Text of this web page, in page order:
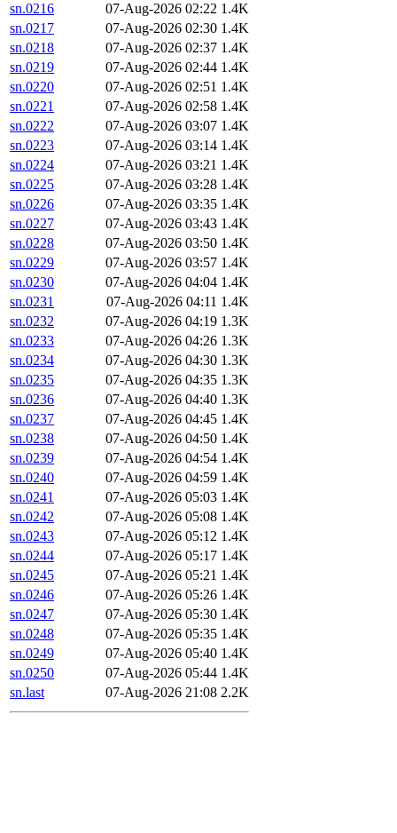
sn.0216
07-Aug-2026 02:22 1.4K
sn.0217
07-Aug-2026 02:30 1.4K
sn.0218
07-Aug-2026 02:37 1.4K
sn.0219
07-Aug-2026 02:44 1.4K
sn.0220
07-Aug-2026 02:51 1.4K
sn.0221
07-Aug-2026 02:58 1.4K
sn.0222
07-Aug-2026 03:07 1.4K
sn.0223
07-Aug-2026 03:14 1.4K
sn.0224
07-Aug-2026 03:21 1.4K
sn.0225
07-Aug-2026 03:28 1.4K
sn.0226
07-Aug-2026 03:35 1.4K
sn.0227
07-Aug-2026 03:43 1.4K
sn.0228
07-Aug-2026 03:50 1.4K
sn.0229
07-Aug-2026 03:57 1.4K
sn.0230
07-Aug-2026 04:04 1.4K
sn.0231
07-Aug-2026 04:11 1.4K
sn.0232
07-Aug-2026 04:19 1.3K
sn.0233
07-Aug-2026 04:26 1.3K
sn.0234
07-Aug-2026 04:30 1.3K
sn.0235
07-Aug-2026 04:35 1.3K
sn.0236
07-Aug-2026 04:40 1.3K
sn.0237
07-Aug-2026 04:45 1.4K
sn.0238
07-Aug-2026 04:50 1.4K
sn.0239
07-Aug-2026 04:54 1.4K
sn.0240
07-Aug-2026 04:59 1.4K
sn.0241
07-Aug-2026 05:03 1.4K
sn.0242
07-Aug-2026 05:08 1.4K
sn.0243
07-Aug-2026 05:12 1.4K
sn.0244
07-Aug-2026 05:17 1.4K
sn.0245
07-Aug-2026 05:21 1.4K
sn.0246
07-Aug-2026 05:26 1.4K
sn.0247
07-Aug-2026 05:30 1.4K
sn.0248
07-Aug-2026 05:35 1.4K
sn.0249
07-Aug-2026 05:40 1.4K
sn.0250
07-Aug-2026 05:44 1.4K
sn.last
07-Aug-2026 21:08 2.2K